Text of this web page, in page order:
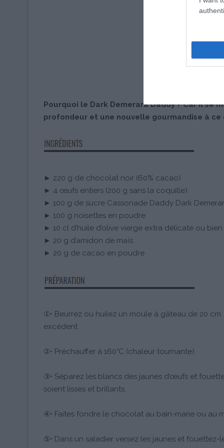
Pourquoi le Dark Demerara Daddy ? Car il se
profondeur et une nouvelle gourmandise à ce
► 220 g de chocolat noir (60% cacao)
► 4 œufs entiers (200 g sans la coquille)
► 100 g de sucre Cassonade Daddy Dark
► 100 g noisettes en poudre
► 10 cl d’huile d’olive vierge extra délicate ou
► 20 g d’amidon de maïs
► 20 g de cacao en poudre
①• Beurrez ou huilez un moule à gâteau de 20
excédent.
②• Préchauffer à 160°C (chaleur tournante).
③• Séparez les blancs des jaunes d’œufs et
soient lisses et brillants.
④• Faites fondre le chocolat au bain-marie ou au
⑤• Dans un saladier versez les jaunes et